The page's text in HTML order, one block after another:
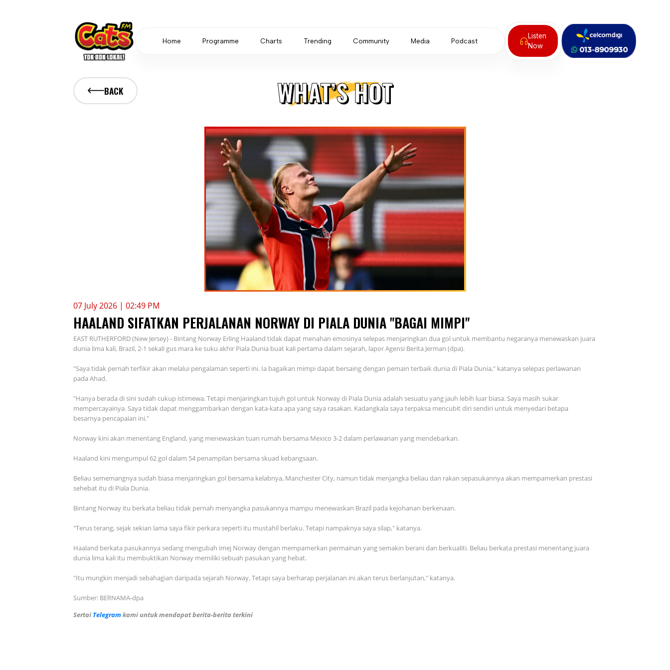
Home Programme Charts Trending Community Media Podcast
Listen
Now
BACK WHAT’S HOT
07 July 2026 | 02:49 PM
HAALAND SIFATKAN PERJALANAN NORWAY DI PIALA DUNIA "BAGAI MIMPI"
EAST RUTHERFORD (New Jersey) - Bintang Norway Erling Haaland tidak dapat menahan emosinya selepas menjaringkan dua gol untuk membantu negaranya menewaskan juara
dunia lima kali, Brazil, 2-1 sekali gus mara ke suku akhir Piala Dunia buat kali pertama dalam sejarah, lapor Agensi Berita Jerman (dpa).
"Saya tidak pernah terfikir akan melalui pengalaman seperti ini. Ia bagaikan mimpi dapat bersaing dengan pemain terbaik dunia di Piala Dunia," katanya selepas perlawanan
pada Ahad.
"Hanya berada di sini sudah cukup istimewa. Tetapi menjaringkan tujuh gol untuk Norway di Piala Dunia adalah sesuatu yang jauh lebih luar biasa. Saya masih sukar
mempercayainya. Saya tidak dapat menggambarkan dengan kata-kata apa yang saya rasakan. Kadangkala saya terpaksa mencubit diri sendiri untuk menyedari betapa
besarnya pencapaian ini."
Norway kini akan menentang England, yang menewaskan tuan rumah bersama Mexico 3-2 dalam perlawanan yang mendebarkan.
Haaland kini mengumpul 62 gol dalam 54 penampilan bersama skuad kebangsaan.
Beliau sememangnya sudah biasa menjaringkan gol bersama kelabnya, Manchester City, namun tidak menjangka beliau dan rakan sepasukannya akan mempamerkan prestasi
sehebat itu di Piala Dunia.
Bintang Norway itu berkata beliau tidak pernah menyangka pasukannya mampu menewaskan Brazil pada kejohanan berkenaan.
"Terus terang, sejak sekian lama saya fikir perkara seperti itu mustahil berlaku. Tetapi nampaknya saya silap," katanya.
Haaland berkata pasukannya sedang mengubah imej Norway dengan mempamerkan permainan yang semakin berani dan berkualiti. Beliau berkata prestasi menentang juara
dunia lima kali itu membuktikan Norway memiliki sebuah pasukan yang hebat.
"Itu mungkin menjadi sebahagian daripada sejarah Norway. Tetapi saya berharap perjalanan ini akan terus berlanjutan," katanya.
Sumber: BERNAMA-dpa
Sertai Telegram kami untuk mendapat berita-berita terkini